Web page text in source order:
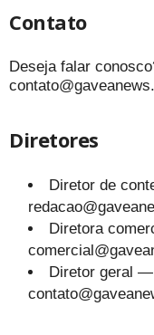
Contato
Deseja falar
Diretores
Diretor de
Diretora
Diretor geral